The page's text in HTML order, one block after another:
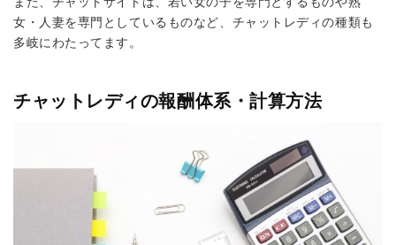
女・人妻を専門としているものなど、チャットレディの種類も
多岐にわたってます。
チャットレディの報酬体系・計算方法